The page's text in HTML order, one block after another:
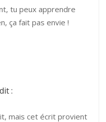
tu peux apprendre
ça fait pas envie !
dit :
mais cet écrit provient